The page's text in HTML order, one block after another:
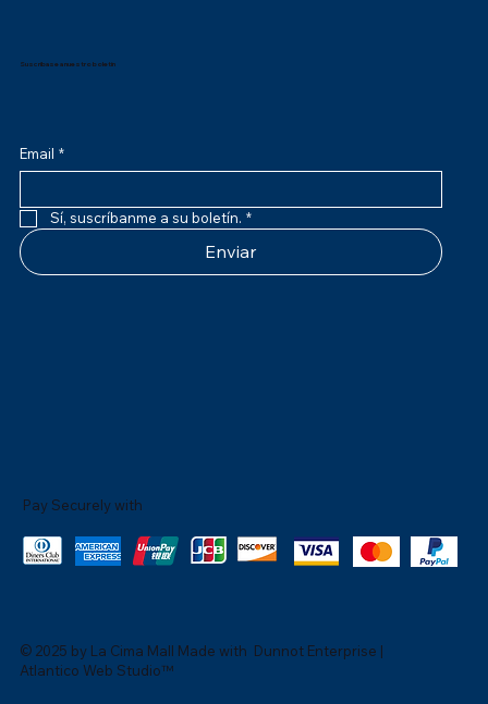
Suscríbase a nuestro boletín
Email *
Sí, suscríbanme a su boletín. *
Enviar
Pay Securely with
© 2025 by La Cima Mall Made with Dunnot Enterprise |
Atlantico Web Studio™